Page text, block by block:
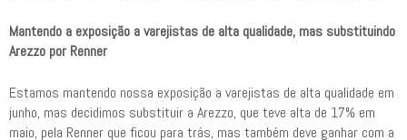
Mantendo a exposição a varejistas de alta qualidade, mas substituindo
Arezzo por Renner
Estamos mantendo nossa exposição a varejistas de alta qualidade em
junho, mas decidimos substituir a Arezzo, que teve alta de 17% em
maio, pela Renner que ficou para trás, mas também deve ganhar com a